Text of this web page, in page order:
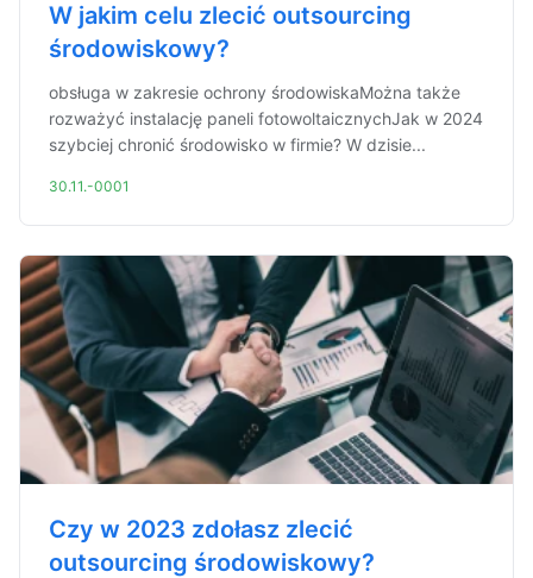
W jakim celu zlecić outsourcing
środowiskowy?
obsługa w zakresie ochrony środowiskaMożna także
rozważyć instalację paneli fotowoltaicznychJak w 2024
szybciej chronić środowisko w firmie? W dzisie...
30.11.-0001
Czy w 2023 zdołasz zlecić
outsourcing środowiskowy?